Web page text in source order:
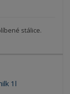
stálice.